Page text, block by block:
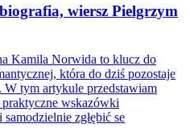
wiersz Pielgrzym
Kamila Norwida to klucz do
która do dziś pozostaje
tym artykule przedstawiam
wskazówki
zgłębić se